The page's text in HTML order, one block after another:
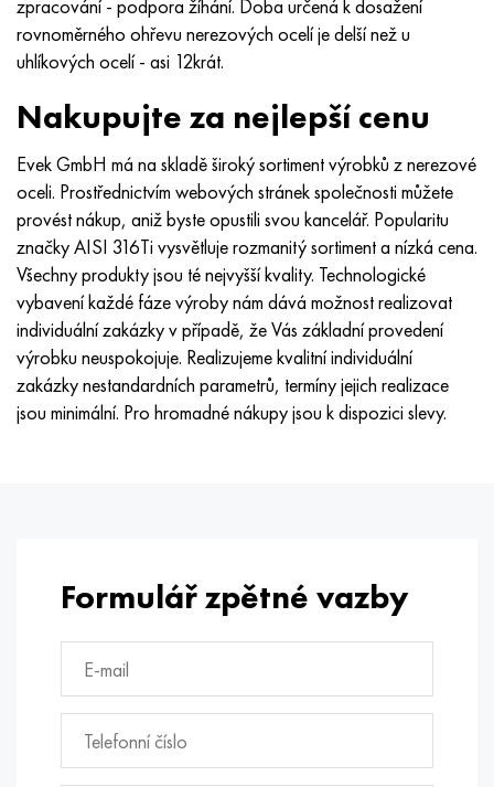
zpracování - podpora žíhání. Doba určená k dosažení
rovnoměrného ohřevu nerezových ocelí je delší než u
uhlíkových ocelí - asi 12krát.
Nakupujte za nejlepší cenu
Evek GmbH má na skladě široký sortiment výrobků z nerezové
oceli. Prostřednictvím webových stránek společnosti můžete
provést nákup, aniž byste opustili svou kancelář. Popularitu
značky AISI 316Ti vysvětluje rozmanitý sortiment a nízká cena.
Všechny produkty jsou té nejvyšší kvality. Technologické
vybavení každé fáze výroby nám dává možnost realizovat
individuální zakázky v případě, že Vás základní provedení
výrobku neuspokojuje. Realizujeme kvalitní individuální
zakázky nestandardních parametrů, termíny jejich realizace
jsou minimální. Pro hromadné nákupy jsou k dispozici slevy.
Formulář zpětné vazby